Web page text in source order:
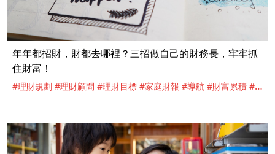
年年都招財，財都去哪裡？三招做自己的財務長，牢牢抓
住財富！
#理財規劃 #理財顧問 #理財目標 #家庭財報 #導航 #財富累積 #